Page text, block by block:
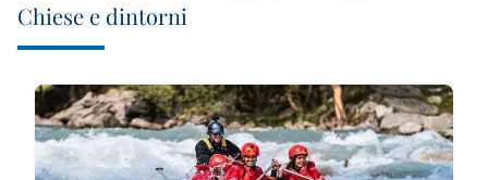
Chiese e dintorni